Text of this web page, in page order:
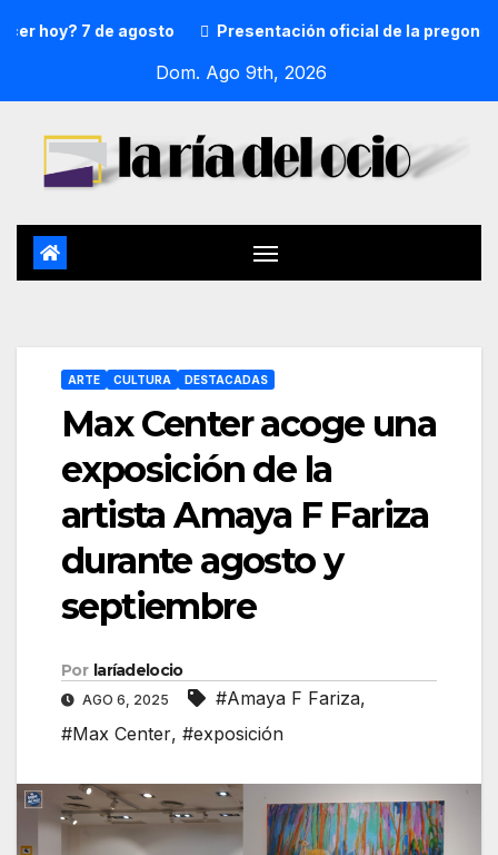
7 de agosto Presentación oficial de la pregonera y
Dom. Ago 9th, 2026
ARTE CULTURA DESTACADAS
Max Center acoge una
exposición de la
artista Amaya F Fariza
durante agosto y
septiembre
Por laríadelocio
AGO 6, 2025 #Amaya F Fariza,
#Max Center, #exposición